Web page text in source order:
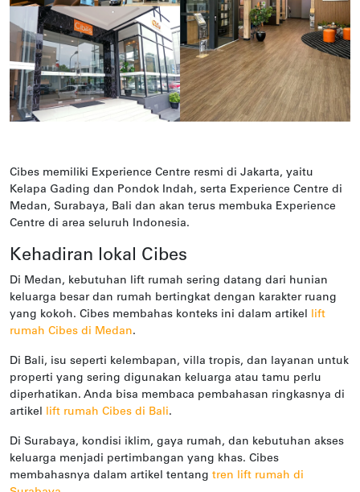
Cibes memiliki Experience Centre resmi di Jakarta, yaitu
Kelapa Gading dan Pondok Indah, serta Experience Centre di
Medan, Surabaya, Bali dan akan terus membuka Experience
Centre di area seluruh Indonesia.
Kehadiran lokal Cibes
Di Medan, kebutuhan lift rumah sering datang dari hunian
keluarga besar dan rumah bertingkat dengan karakter ruang
yang kokoh. Cibes membahas konteks ini dalam artikel
lift
rumah Cibes di Medan.
Di Bali, isu seperti kelembapan, villa tropis, dan layanan untuk
properti yang sering digunakan keluarga atau tamu perlu
diperhatikan. Anda bisa membaca pembahasan ringkasnya di
artikel
lift rumah Cibes di Bali.
Di Surabaya, kondisi iklim, gaya rumah, dan kebutuhan akses
keluarga menjadi pertimbangan yang khas. Cibes
membahasnya dalam artikel tentang tren lift rumah di